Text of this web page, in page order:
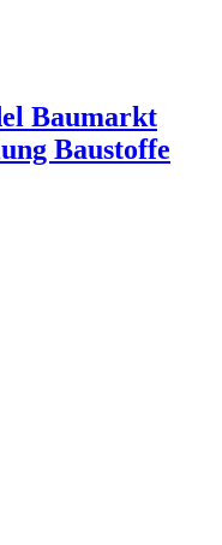
Baumarkt
Baustoffe